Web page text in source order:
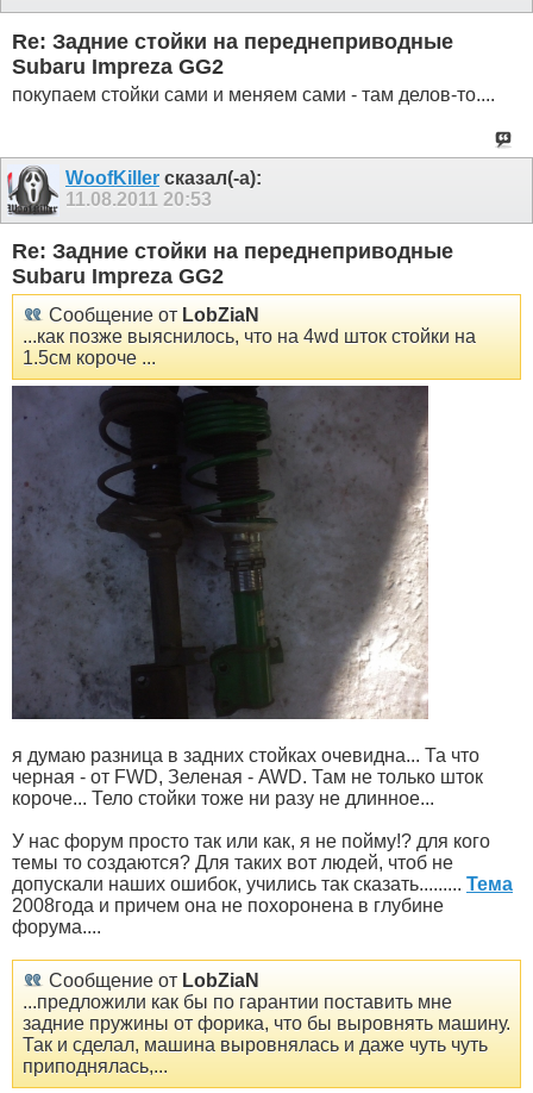
Re: Задние стойки на переднеприводные
Subaru Impreza GG2
покупаем стойки сами и меняем сами - там делов-то....
WoofKiller сказал(-а):
11.08.2011 20:53
Re: Задние стойки на переднеприводные
Subaru Impreza GG2
Сообщение от LobZiaN
...как позже выяснилось, что на 4wd шток стойки на
1.5см короче ...
я думаю разница в задних стойках очевидна... Та что
черная - от FWD, Зеленая - AWD. Там не только шток
короче... Тело стойки тоже ни разу не длинное...
У нас форум просто так или как, я не пойму!? для кого
темы то создаются? Для таких вот людей, чтоб не
допускали наших ошибок, учились так сказать......... Тема
2008года и причем она не похоронена в глубине
форума....
Сообщение от LobZiaN
...предложили как бы по гарантии поставить мне
задние пружины от форика, что бы выровнять машину.
Так и сделал, машина выровнялась и даже чуть чуть
приподнялась,...